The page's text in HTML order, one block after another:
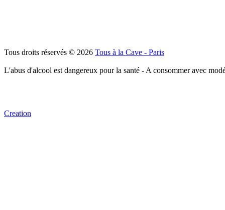
Tous droits réservés © 2026 Tous à la Cave - Paris
L'abus d'alcool est dangereux pour la santé - A consommer avec
Creation